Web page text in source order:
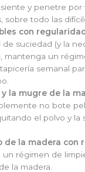
y penetre por
sobre todo las
con
suciedad (y la
mantenga un
semanal
la mugre de la
no bote
el polvo y la
de la madera con
régimen de
la madera.